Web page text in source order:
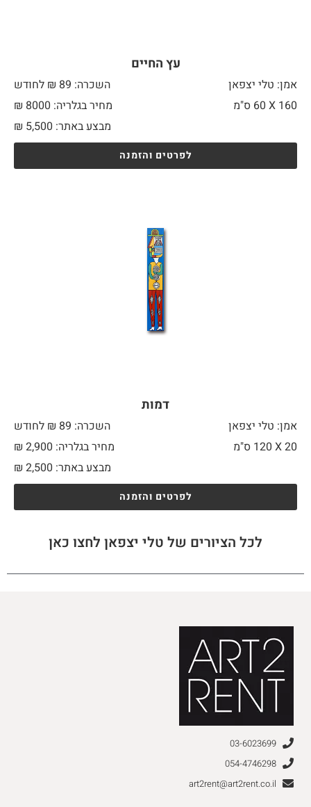
עץ החיים
אמן: טלי יצפאן
השכרה: 89 ₪ לחודש
160 X
מחיר בגלריה: 8000 ₪
מבצע באתר:
₪ 5,500
לפרטים והזמנה
דמות
אמן: טלי יצפאן
השכרה: 89 ₪ לחודש
20 X
מחיר בגלריה: 2,900 ₪
מבצע באתר:
₪ 2,500
לפרטים והזמנה
לכל הציורים של טלי יצפאן לחצו כאן
03-6023699
054-4746298
art2rent@art2rent.co.il